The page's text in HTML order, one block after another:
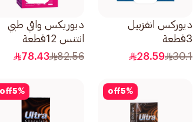
ديوركس انفزبيل
3قطعة
30.1
28.59
ديوريكس واقي طبي
انتنس 12قطعة
82.56
78.43
5%
off
5%
off